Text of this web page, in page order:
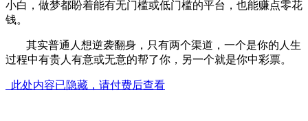
小白，做梦都盼着能有无门槛或低门槛的平台，也能赚点零花
钱。
其实普通人想逆袭翻身，只有两个渠道，一个是你的人生
过程中有贵人有意或无意的帮了你，另一个就是你中彩票。
此处内容已隐藏，请付费后查看